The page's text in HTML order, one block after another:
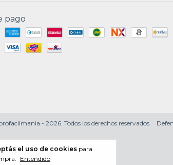
el uso de cookies para
Entendido
pago
- 2026. Todos los derechos reservados.